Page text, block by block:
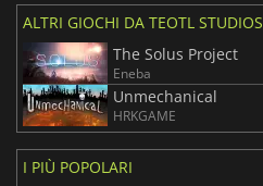
ALTRI GIOCHI DA TEOTL STUDIOS
The Solus Project
Eneba
Unmechanical
HRKGAME
I PIÙ POPOLARI